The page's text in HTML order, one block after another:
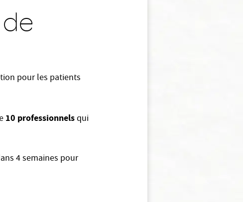
pour les patients
10 professionnelsqui
4 semaines pour